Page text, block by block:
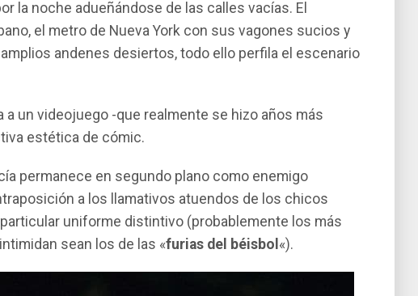
la noche adueñándose de las calles vací­as. El
el metro de Nueva York con sus vagones sucios y
andenes desiertos, todo ello perfila el escenario
a un videojuego -que realmente se hizo años más
estética de cómic.
permanece en segundo plano como enemigo
a los llamativos atuendos de los chicos
uniforme distintivo (probablemente los más
sean los de las «furias del béisbol «).